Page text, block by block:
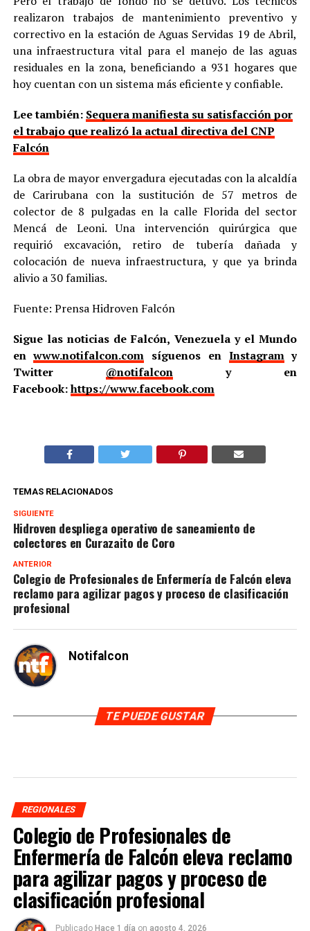
realizaron trabajos de mantenimiento preventivo y
correctivo en la estación de Aguas Servidas 19 de Abril,
una infraestructura vital para el manejo de las aguas
residuales en la zona, beneficiando a 931 hogares que
hoy cuentan con un sistema más eficiente y confiable.
Lee también: Sequera manifiesta su satisfacción por
el trabajo que realizó la actual directiva del CNP
Falcón
La obra de mayor envergadura ejecutadas con la alcaldía
de Carirubana con la sustitución de 57 metros de
colector de 8 pulgadas en la calle Florida del sector
Mencá de Leoni. Una intervención quirúrgica que
requirió excavación, retiro de tubería dañada y
colocación de nueva infraestructura, y que ya brinda
alivio a 30 familias.
Fuente: Prensa Hidroven Falcón
Sigue las noticias de Falcón, Venezuela y el Mundo
enwww.notifalcon.com síguenos en Instagramy
Twitter @notifalcony en
Facebook:https://www.facebook.com
TEMAS RELACIONADOS
SIGUIENTE
Hidroven despliega operativo de saneamiento de
colectores en Curazaito de Coro
ANTERIOR
Colegio de Profesionales de Enfermería de Falcón eleva
reclamo para agilizar pagos y proceso de clasificación
profesional
Notifalcon
TE PUEDE GUSTAR
REGIONALES
Colegio de Profesionales de
Enfermería de Falcón eleva reclamo
para agilizar pagos y proceso de
clasificación profesional
Publicado Hace 1 día on agosto 4, 2026